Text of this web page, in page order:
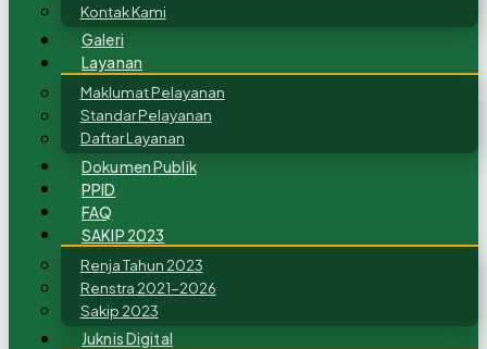
Kontak Kami
Galeri
Layanan
Maklumat Pelayanan
Standar Pelayanan
Daftar Layanan
Dokumen Publik
PPID
FAQ
SAKIP 2023
Renja Tahun 2023
Renstra 2021-2026
Sakip 2023
Juknis Digital